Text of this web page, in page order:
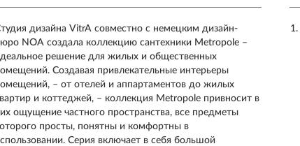
дизайна VitrA совместно с немецким дизайн-
NOA создала коллекцию сантехники Metropole –
решение для жилых и общественных
Создавая привлекательные интерьеры
– от отелей и аппартаментов до жилых
и коттеджей, – коллекция Metropole привносит в
ощущение частного пространства, все предметы
просты, понятны и комфортны в
Серия включает в себя большой